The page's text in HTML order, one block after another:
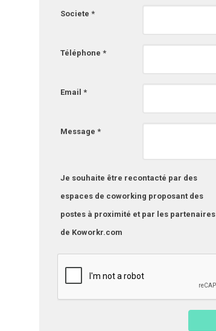
Societe *
Téléphone *
Email *
Message *
Je souhaite être recontacté par des
espaces de coworking proposant des
postes à proximité et par les partenaires
de Koworkr.com